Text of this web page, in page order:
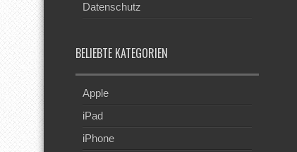
Datenschutz
BELIEBTE KATEGORIEN
Apple
iPad
iPhone